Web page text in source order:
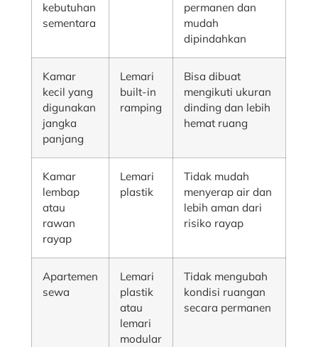
kebutuhan
sementara
permanen dan
mudah
dipindahkan
Kamar
kecil yang
digunakan
jangka
panjang
Lemari
built-in
ramping
Bisa dibuat
mengikuti ukuran
dinding dan lebih
hemat ruang
Kamar
lembap
atau
rawan
rayap
Lemari
plastik
Tidak mudah
menyerap air dan
lebih aman dari
risiko rayap
Apartemen
sewa
Lemari
plastik
atau
lemari
modular
Tidak mengubah
kondisi ruangan
secara permanen